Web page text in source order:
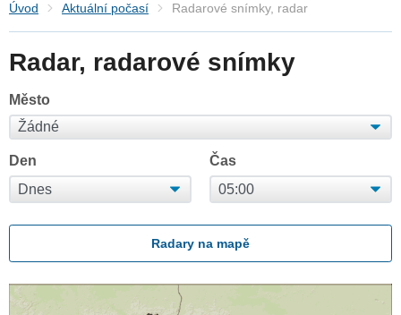
Úvod Aktuální počasí Radarové snímky, radar
Radar, radarové snímky
Město
Den Čas
Radary na mapě